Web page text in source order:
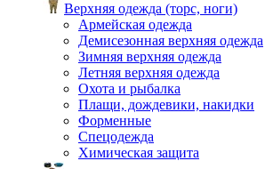
Верхняя одежда (торс, ноги)
Армейская одежда
Демисезонная верхняя одежда
Зимняя верхняя одежда
Летняя верхняя одежда
Охота и рыбалка
Плащи, дождевики, накидки
Форменные
Спецодежда
Химическая защита